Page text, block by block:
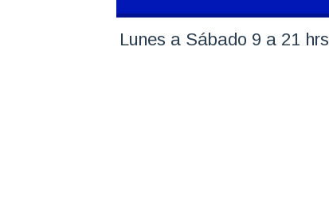
Lunes a Sábado 9 a 21 hrs